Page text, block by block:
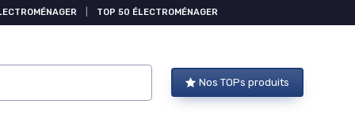
TOP 50 ÉLECTROMÉNAGER
Nos TOPs produits